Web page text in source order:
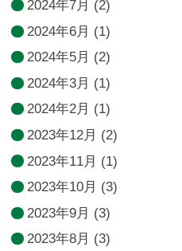
2024年7月 (2)
2024年6月 (1)
2024年5月 (2)
2024年3月 (1)
2024年2月 (1)
2023年12月 (2)
2023年11月 (1)
2023年10月 (3)
2023年9月 (3)
2023年8月 (3)